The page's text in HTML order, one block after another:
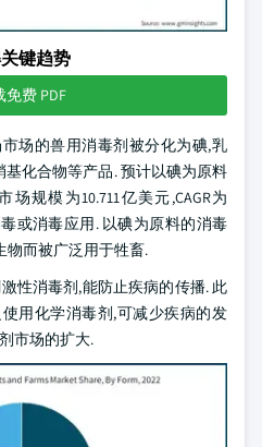
键趋势
免费 PDF
场的兽用消毒剂被分化为碘,乳
化合物等产品. 预计以碘为原料
规模为10.711亿美元,CAGR为
或消毒应用. 以碘为原料的消毒
物而被广泛用于牲畜.
性消毒剂,能防止疾病的传播. 此
用化学消毒剂,可减少疾病的发
市场的扩大.